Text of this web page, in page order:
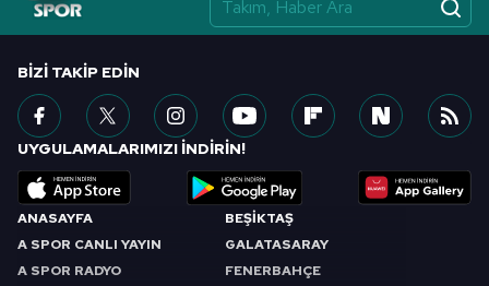
ANASAYFA
A SPOR CANLI YAYIN
A SPOR RADYO
BEŞİKTAŞ
GALATASARAY
FENERBAHÇE
BIZI TAKIP EDIN
UYGULAMALARIMIZI İNDİRİN!